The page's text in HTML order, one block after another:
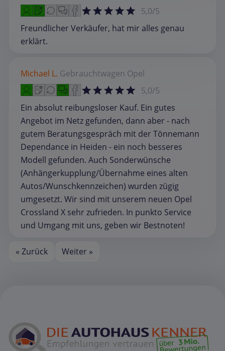
5,0/5
Freundlicher Verkäufer, hat mir alles genau
erklärt.
Michael L. Gebrauchtwagen Opel
5,0/5
Ein absolut reibungsloser Kauf. Ein gutes
Angebot im Netz gefunden, dann aber - nach
gutem Beratungsgespräch mit der Tönnemann
Dependance in Heiden - ein noch besseres
Modell gefunden. Auch Sonderwünsche
(Anhängerkupplung/Übernahme eines alten
Autos/Wunschkennzeichen) wurden zügig
umgesetzt. Wir sind mit unserem neuen Opel
Crossland X sehr zufrieden. In punkto Service
und Umgang mit uns, geben wir Bestnoten!
« Zurück Weiter »